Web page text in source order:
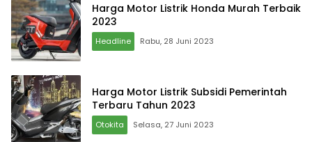
Harga Motor Listrik Honda Murah Terbaik
2023
Headline Rabu, 28 Juni 2023
Harga Motor Listrik Subsidi Pemerintah
Terbaru Tahun 2023
Otokita Selasa, 27 Juni 2023